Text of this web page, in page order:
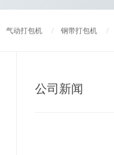
气动打包机 / 钢带打包机
公司新闻